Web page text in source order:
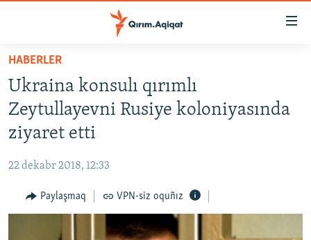
Esas
qaytmaq
Baş
navigatsiyağa
qaytmaq
Qıdıruvğa
HABERLER
SİYASET
İQTİSADİYAT
MEDENİYET
İNSAN AQLARI
HABERLER
Ukraina konsulı qırımlı
Zeytullayevni Rusiye koloniyasında
ziyaret etti
22 dekabr 2018, 12:33
Paylaşmaq VPN-siz oquñız